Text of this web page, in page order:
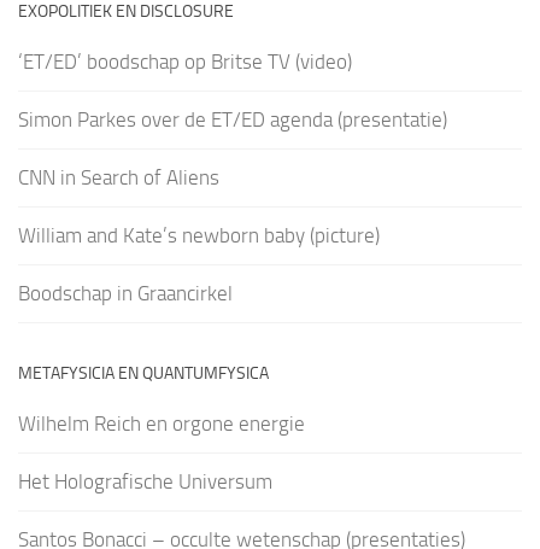
EXOPOLITIEK EN DISCLOSURE
‘ET/ED’ boodschap op Britse TV (video)
Simon Parkes over de ET/ED agenda (presentatie)
CNN in Search of Aliens
William and Kate’s newborn baby (picture)
Boodschap in Graancirkel
METAFYSICIA EN QUANTUMFYSICA
Wilhelm Reich en orgone energie
Het Holografische Universum
Santos Bonacci – occulte wetenschap (presentaties)